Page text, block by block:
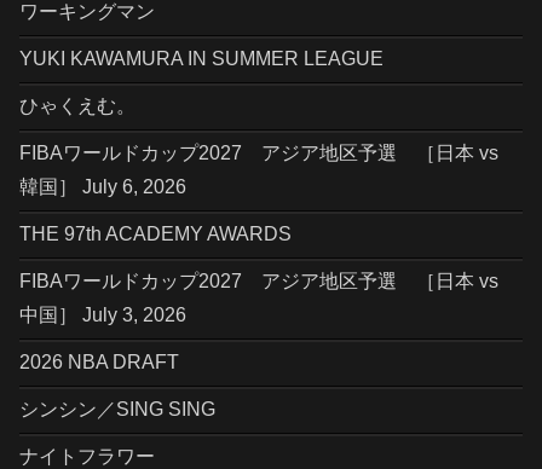
ワーキングマン
YUKI KAWAMURA IN SUMMER LEAGUE
ひゃくえむ。
FIBAワールドカップ2027 アジア地区予選 ［日本 vs
韓国］ July 6, 2026
THE 97th ACADEMY AWARDS
FIBAワールドカップ2027 アジア地区予選 ［日本 vs
中国］ July 3, 2026
2026 NBA DRAFT
シンシン／SING SING
ナイトフラワー